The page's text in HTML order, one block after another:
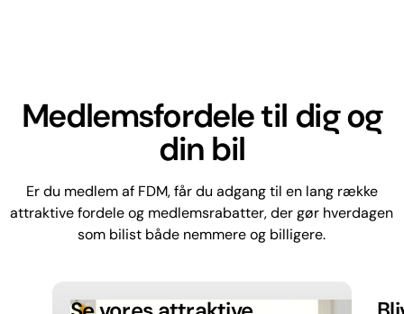
Medlemsfordele til dig og
din bil
Er du medlem af FDM, får du adgang til en lang række
attraktive fordele og medlemsrabatter, der gør hverdagen
som bilist både nemmere og billigere.